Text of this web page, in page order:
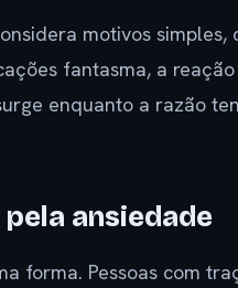
motivos
fantasma, a
enquanto a razão
ansiedade
forma. Pessoas com